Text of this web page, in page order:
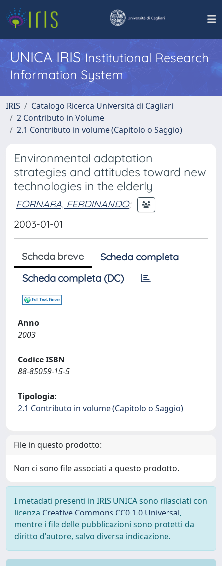
UNICA IRISInstitutional Research
Information System
IRIS
Catalogo Ricerca Università di Cagliari
2 Contributo in Volume
2.1 Contributo in volume (Capitolo o Saggio)
Environmental adaptation
strategies and attitudes toward new
technologies in the elderly
FORNARA, FERDINANDO;
2003-01-01
Scheda breve
Scheda completa
Scheda completa (DC)
Anno
2003
Codice ISBN
88-85059-15-5
Tipologia:
2.1 Contributo in volume (Capitolo o Saggio)
File in questo prodotto:
Non ci sono file associati a questo prodotto.
I metadati presenti in IRIS UNICA sono rilasciati con
licenza Creative Commons CC0 1.0 Universal,
mentre i file delle pubblicazioni sono protetti da
diritto d'autore, salvo diversa indicazione.